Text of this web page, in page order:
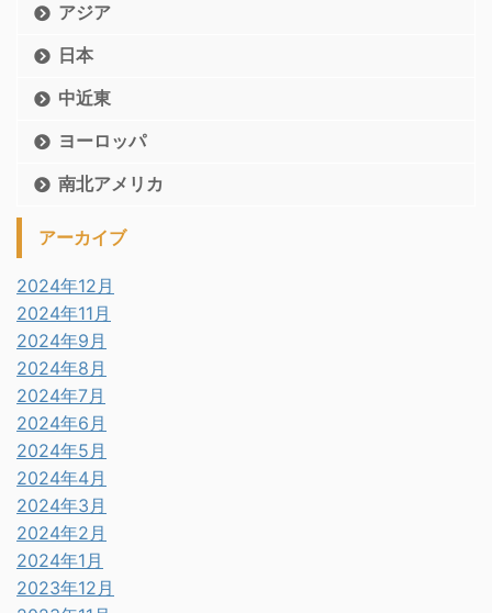
アジア
日本
中近東
ヨーロッパ
南北アメリカ
アーカイブ
2024年12月
2024年11月
2024年9月
2024年8月
2024年7月
2024年6月
2024年5月
2024年4月
2024年3月
2024年2月
2024年1月
2023年12月